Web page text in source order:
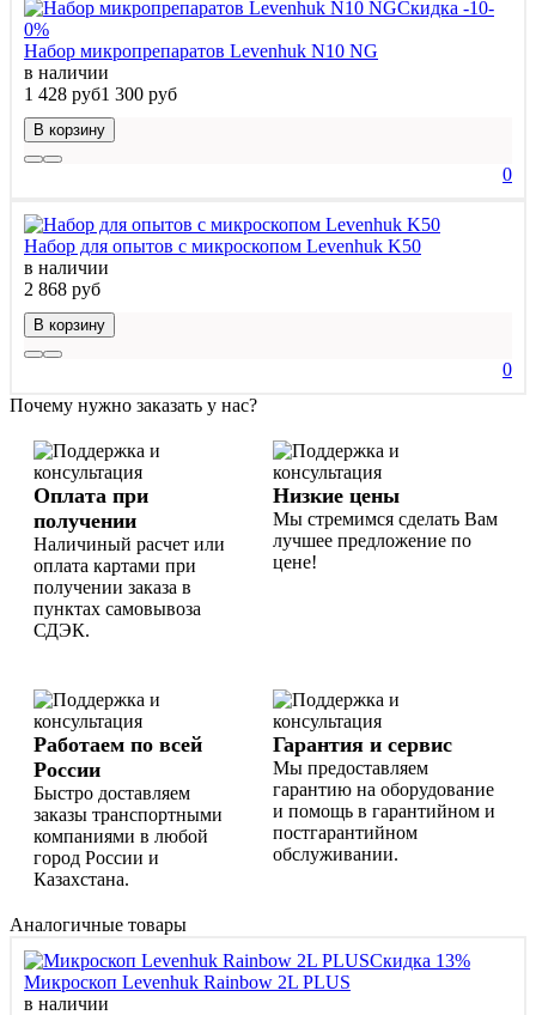
Скидка -10-
0%
Набор микропрепаратов Levenhuk N10 NG
в наличии
1 428 руб1 300 руб
В корзину
0
Набор для опытов с микроскопом Levenhuk K50
в наличии
2 868 руб
В корзину
0
Почему нужно заказать у нас?
Оплата при
получении
Наличиный расчет или
оплата картами при
получении заказа в
пунктах самовывоза
СДЭК.
Низкие цены
Мы стремимся сделать Вам
лучшее предложение по
цене!
Работаем по всей
России
Быстро доставляем
заказы транспортными
компаниями в любой
город России и
Казахстана.
Гарантия и сервис
Мы предоставляем
гарантию на оборудование
и помощь в гарантийном и
постгарантийном
обслуживании.
Аналогичные товары
Скидка 13%
Микроскоп Levenhuk Rainbow 2L PLUS
в наличии